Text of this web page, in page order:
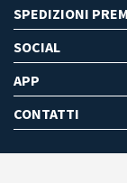
SPEDIZIONI
SOCIAL
APP
CONTATTI